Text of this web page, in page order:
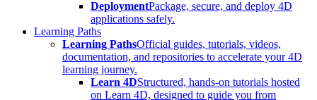
DeploymentPackage, secure, and deploy 4D
applications safely.
Learning Paths
Learning PathsOfficial guides, tutorials, videos,
documentation, and repositories to accelerate your 4D
learning journey.
Learn 4DStructured, hands-on tutorials hosted
on Learn 4D, designed to guide you from